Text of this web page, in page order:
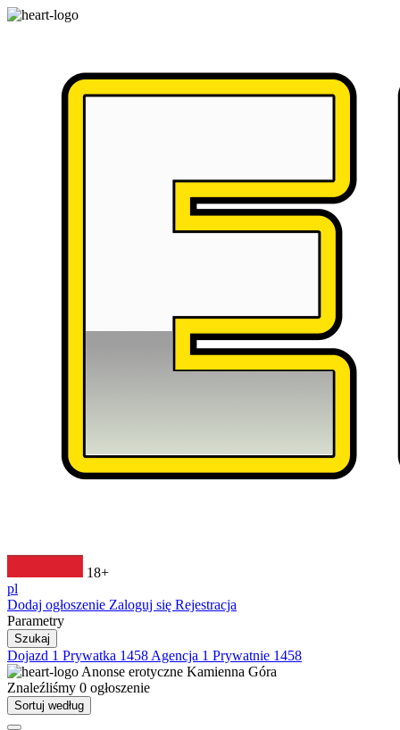
18+
pl
Dodaj ogłoszenie Zaloguj się Rejestracja
Parametry
Szukaj
Dojazd 1 Prywatka 1458 Agencja 1 Prywatnie 1458
Anonse erotyczne Kamienna Góra
Znaleźliśmy 0 ogłoszenie
Sortuj według